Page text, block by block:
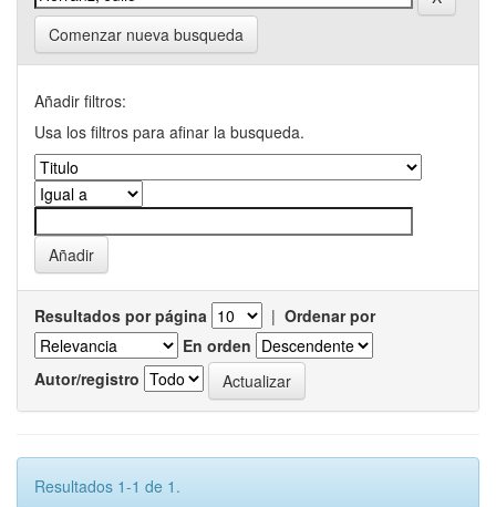
Comenzar nueva busqueda
Añadir filtros:
Usa los filtros para afinar la busqueda.
Resultados por página | Ordenar por
En orden
Autor/registro
Resultados 1-1 de 1.